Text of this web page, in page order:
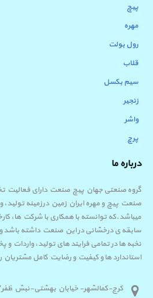
پیچ
مهره
رول بولت
قلاب
سیم بکسل
زنجیر
واشر
پرچ
درباره ما
صنعت پیچ و مهره ایران زمین درزمینه
میباشد.که توانسته با همکاری با شرکت ها،
سابقه ی درخشانی در این صنعت داشته باشد
نخبه ها در تمامی فرایند های تولید، واردات
استاندارد ها و کیفیت و رضایت کامل مشتریان
کرج-کمالشهر- خیابان بهشتی-نبش ظفر7